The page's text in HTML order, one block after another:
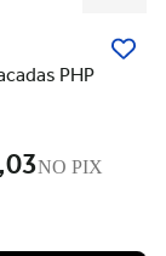
PHP
NO PIX